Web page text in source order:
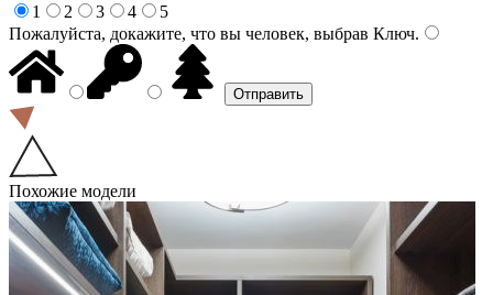
1
2 3 4
5
Пожалуйста, докажите, что вы человек, выбрав Ключ.
Похожие модели